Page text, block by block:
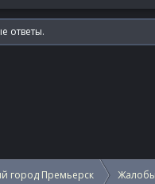
ответы.
город Премьерск